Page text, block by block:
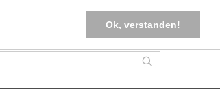
Ok, verstanden!
FAQs Einloggen
Suche